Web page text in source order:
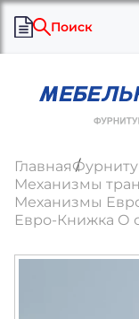
Поиск
Главная
Механизмы
Механизмы
Евро-Книжка О